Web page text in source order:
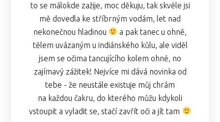
to se málokde zažije, moc děkuju, tak skvěle jsi
mě dovedla ke stříbrným vodám, let nad
nekonečnou hladinou
a pak tanec u ohně,
tělem uvázaným u indiánského kůlu, ale viděl
jsem se očima tancujícího kolem ohně, no
zajímavý zážitek! Nejvíce mi dává novinka od
tebe - že neustále existuje můj chrám
na každou čakru, do kterého můžu kdykoli
vstoupit a vyladit se, stačí zavřít oči a jít tam